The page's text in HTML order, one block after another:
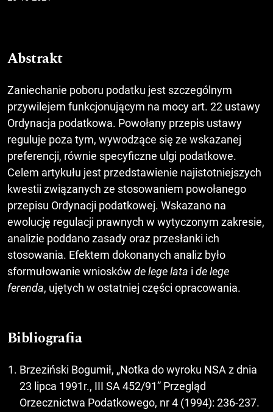
Abstrakt
Zaniechanie poboru podatku jest szczególnym
przywilejem funkcjonującym na mocy art. 22 ustawy
Ordynacja podatkowa. Powołany przepis ustawy
reguluje poza tym, wywodzące się ze wskazanej
preferencji, równie specyficzne ulgi podatkowe.
Celem artykułu jest przedstawienie najistotniejszych
kwestii związanych ze stosowaniem powołanego
przepisu Ordynacji podatkowej. Wskazano na
ewolucję regulacji prawnych w wytyczonym zakresie,
analizie poddano zasady oraz przesłanki ich
stosowania. Efektem dokonanych analiz było
sformułowanie wniosków de lege lata i de lege
ferenda, ujętych w ostatniej części opracowania.
Bibliografia
Brzeziński Bogumił, „Notka do wyroku NSA z dnia
23 lipca 1991r., III SA 452/91” Przegląd
Orzecznictwa Podatkowego, nr 4 (1994): 236-237.